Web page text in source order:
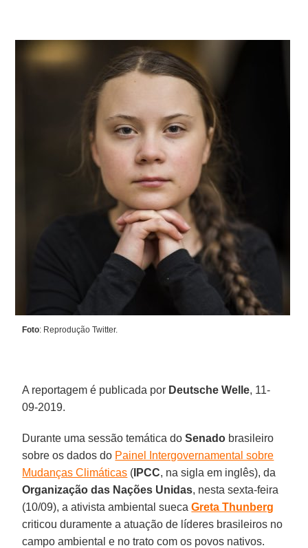
Foto: Reprodução Twitter.
A reportagem é publicada por Deutsche Welle, 11-
09-2019.
Durante uma sessão temática doSenado brasileiro
sobre os dados do Painel Intergovernamental sobre
Mudanças Climáticas ( IPCC, na sigla em inglês), da
Organização das Nações Unidas, nesta sexta-feira
(10/09), a ativista ambiental suecaGreta Thunberg
criticou duramente a atuação de líderes brasileiros no
campo ambiental e no trato com os povos nativos.